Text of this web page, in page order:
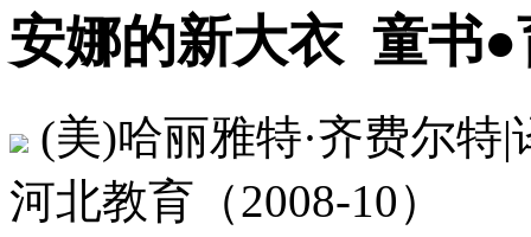
安娜的新大衣 童书●
(美)哈丽雅特·齐费尔特
河北教育（2008-10）